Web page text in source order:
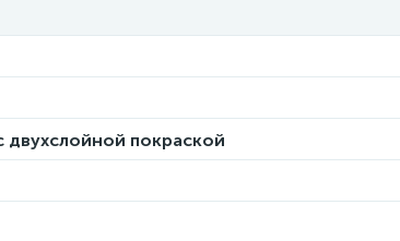
двухслойной покраской